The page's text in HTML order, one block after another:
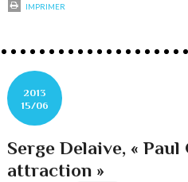
IMPRIMER
2013
15/06
Serge Delaive, «
attraction »